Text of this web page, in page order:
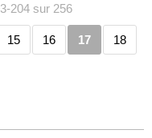
204 sur 256
15 16 17 18